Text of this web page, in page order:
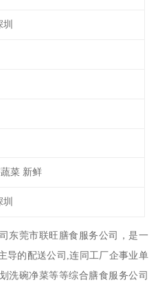
菜 新鲜
东莞市联旺膳食服务公司，是一
导的配送公司,连同工厂企事业单
洗碗净菜等等综合膳食服务公司